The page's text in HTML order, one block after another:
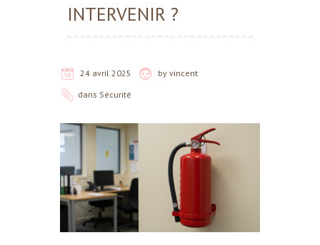
INTERVENIR ?
24 avril 2025 by vincent
dans Sécurité